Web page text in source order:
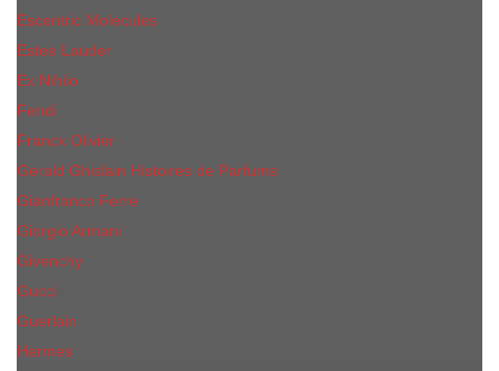
Escentric Molecules
Еsteе Lаudеr
Ex Nihilo
Fendi
Franck Olivier
Gerald Ghislain Histoires de Parfums
Gianfranco Ferre
Giorgio Armani
Givenchy
Gucci
Guerlain
Hermes